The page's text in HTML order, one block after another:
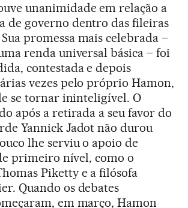
unanimidade em relação a
de governo dentro das fileiras
promessa mais celebrada –
renda universal básica – foi
contestada e depois
vezes pelo próprio Hamon,
se tornar ininteligível. O
após a retirada a seu favor do
Yannick Jadot não durou
lhe serviu o apoio de
primeiro nível, como o
Piketty e a filósofa
Quando os debates
em março, Hamon